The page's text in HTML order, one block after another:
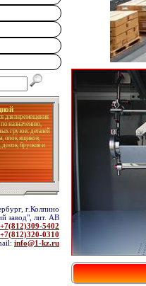
для перемещения
назначению,
грузов: деталей
опок, ящиков,
досок, брусков и
г.Колпино
завод", лит. АВ
+7(812)309-5402
+7(812)320-0310
info@1-kz.ru